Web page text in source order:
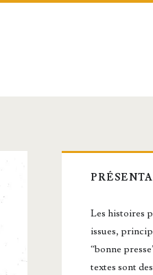
Barre
Les histoires
issues,
“bonne
textes sont